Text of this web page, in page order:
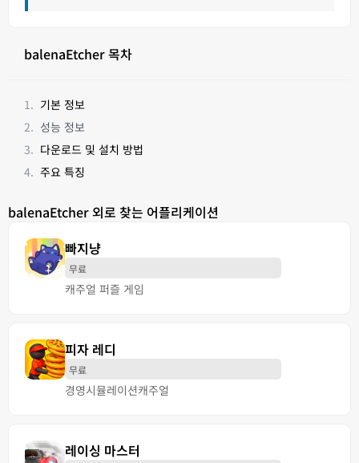
balenaEtcher 목차
기본 정보
성능 정보
다운로드 및 설치 방법
주요 특징
balenaEtcher 외로 찾는 어플리케이션
빠지냥
무료
캐주얼 퍼즐 게임
피자 레디
무료
경영시뮬레이션캐주얼
레이싱 마스터